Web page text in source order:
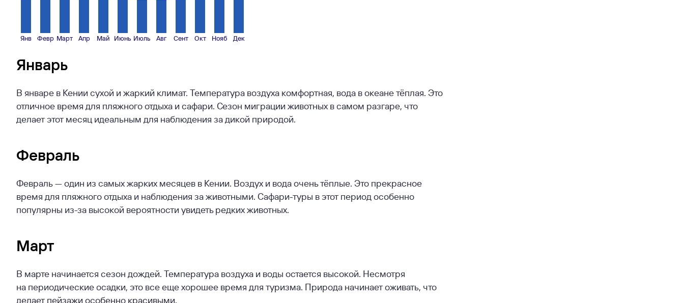
Янв Февр Март Апр Май Июнь Июль Авг Сент Окт Нояб Дек
Январь
В январе в Кении сухой и жаркий климат. Температура воздуха комфортная, вода в океане тёплая. Это
отличное время для пляжного отдыха и сафари. Сезон миграции животных в самом разгаре, что
делает этот месяц идеальным для наблюдения за дикой природой.
Февраль
Февраль — один из самых жарких месяцев в Кении. Воздух и вода очень тёплые. Это прекрасное
время для пляжного отдыха и наблюдения за животными. Сафари-туры в этот период особенно
популярны из-за высокой вероятности увидеть редких животных.
Март
В марте начинается сезон дождей. Температура воздуха и воды остается высокой. Несмотря
на периодические осадки, это все еще хорошее время для туризма. Природа начинает оживать, что
делает пейзажи особенно красивыми.